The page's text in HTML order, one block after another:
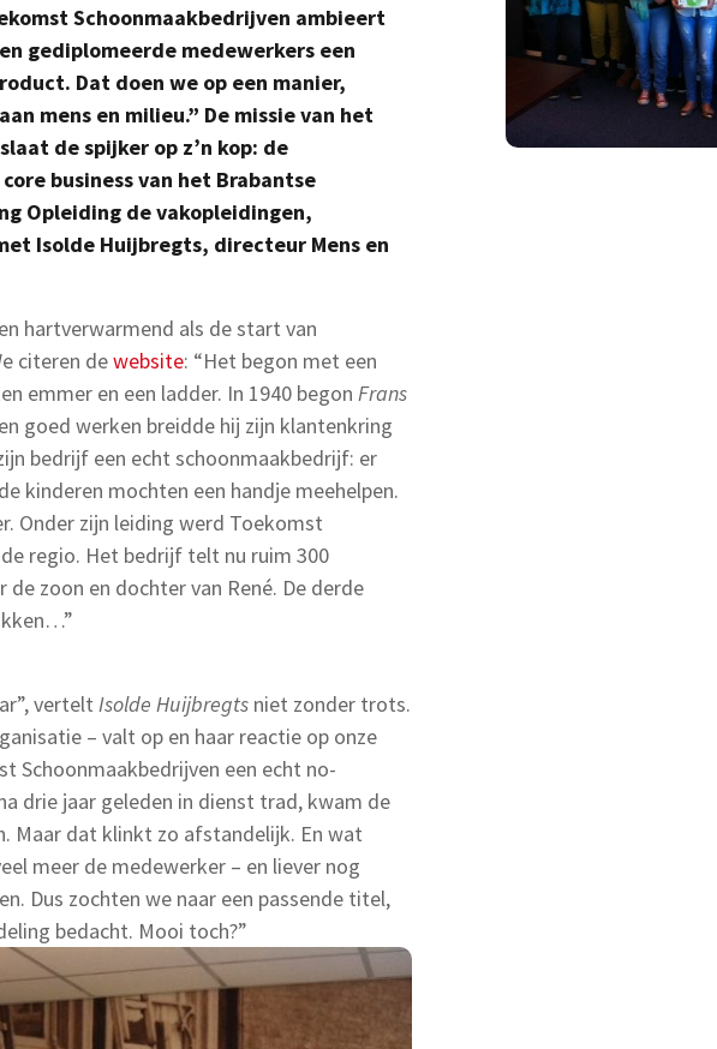
Schoonmaakbedrijven ambieert
gediplomeerde medewerkers een
Dat doen we op een manier,
mens en milieu.” De missie van het
de spijker op z’n kop: de
business van het Brabantse
Opleiding de vakopleidingen,
Isolde Huijbregts, directeur Mens en
hartverwarmend als de start van
citeren dewebsite: “Het begon met een
emmer en een ladder. In 1940 begon Frans
goed werken breidde hij zijn klantenkring
bedrijf een echt schoonmaakbedrijf: er
kinderen mochten een handje meehelpen.
Onder zijn leiding werd Toekomst
regio. Het bedrijf telt nu ruim 300
zoon en dochter van René. De derde
vertelt Isolde Huijbregts niet zonder trots.
– valt op en haar reactie op onze
Schoonmaakbedrijven een echt no-
drie jaar geleden in dienst trad, kwam de
Maar dat klinkt zo afstandelijk. En wat
meer de medewerker – en liever nog
Dus zochten we naar een passende titel,
bedacht. Mooi toch?”